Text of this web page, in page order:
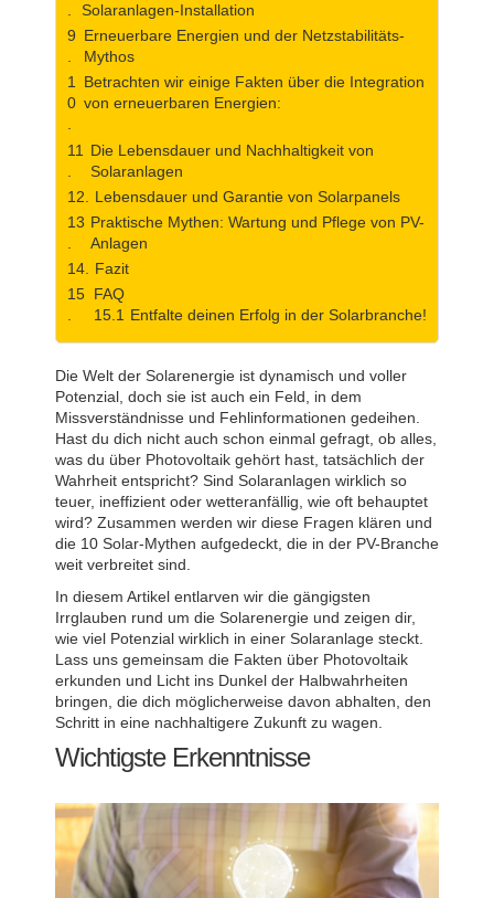
Solaranlagen-Installation
Erneuerbare Energien und der Netzstabilitäts-
Mythos
Betrachten wir einige Fakten über die Integration
von erneuerbaren Energien:
Die Lebensdauer und Nachhaltigkeit von
Solaranlagen
Lebensdauer und Garantie von Solarpanels
Praktische Mythen: Wartung und Pflege von PV-
Anlagen
Fazit
FAQ
Entfalte deinen Erfolg in der Solarbranche!
Die Welt der Solarenergie ist dynamisch und voller
Potenzial, doch sie ist auch ein Feld, in dem
Missverständnisse und Fehlinformationen gedeihen.
Hast du dich nicht auch schon einmal gefragt, ob alles,
was du über Photovoltaik gehört hast, tatsächlich der
Wahrheit entspricht? Sind Solaranlagen wirklich so
teuer, ineffizient oder wetteranfällig, wie oft behauptet
wird? Zusammen werden wir diese Fragen klären und
die 10 Solar-Mythen aufgedeckt, die in der PV-Branche
weit verbreitet sind.
In diesem Artikel entlarven wir die gängigsten
Irrglauben rund um die Solarenergie und zeigen dir,
wie viel Potenzial wirklich in einer Solaranlage steckt.
Lass uns gemeinsam die Fakten über Photovoltaik
erkunden und Licht ins Dunkel der Halbwahrheiten
bringen, die dich möglicherweise davon abhalten, den
Schritt in eine nachhaltigere Zukunft zu wagen.
Wichtigste Erkenntnisse